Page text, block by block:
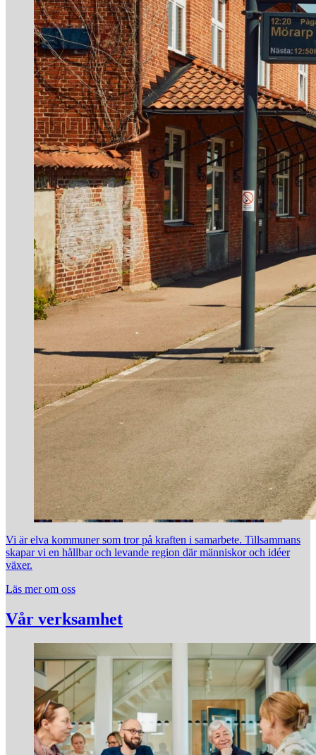
Vi är elva kommuner som tror på kraften i samarbete. Tillsammans
skapar vi en hållbar och levande region där människor och idéer
växer.
Läs mer om oss
Vår verksamhet